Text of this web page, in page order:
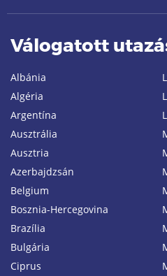
Válogatott
Albánia
Algéria
Argentína
Ausztrália
Ausztria
Azerbajdzsán
Belgium
Bosznia-Hercegovina
Brazília
Bulgária
Ciprus